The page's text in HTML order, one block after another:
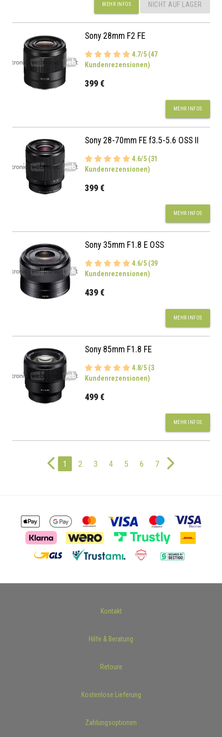
MEHR INFOS NICHT AUF LAGER
Sony 28mm F2 FE
4.7/5 (47
Kundenrezensionen)
399 €
MEHR INFOS
Sony 28-70mm FE f3.5-5.6 OSS II
4.6/5 (31
Kundenrezensionen)
399 €
MEHR INFOS
Sony 35mm F1.8 E OSS
4.6/5 (39
Kundenrezensionen)
439 €
MEHR INFOS
Sony 85mm F1.8 FE
4.8/5 (3
Kundenrezensionen)
499 €
MEHR INFOS
1 2 3 4 5 6 7
Kontakt
Hilfe & Beratung
Retoure
Kostenlose Lieferung
Zahlungsoptionen